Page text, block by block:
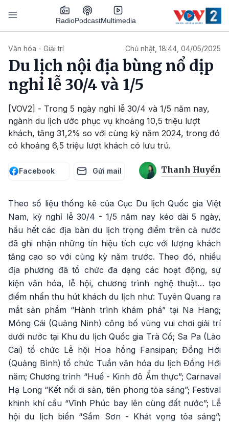
Nhảy đến nội dung
RadioPodcastMultimedia
Văn hóa - Giải trí Chủ nhật, 18:44, 04/05/2025
Du lịch nội địa bùng nổ dịp
nghỉ lễ 30/4 và 1/5
[VOV2] - Trong 5 ngày nghỉ lễ 30/4 và 1/5 năm nay,
ngành du lịch ước phục vụ khoảng 10,5 triệu lượt
khách, tăng 31,2% so với cùng kỳ năm 2024, trong đó
có khoảng 6,5 triệu lượt khách có lưu trú.
Facebook Gửi mail Thanh Huyền
Theo số liệu thống kê của Cục Du lịch Quốc gia Việt
Nam, kỳ nghỉ lễ 30/4 - 1/5 năm nay kéo dài 5 ngày,
hầu hết các địa bàn du lịch trọng điểm trên cả nước
đã ghi nhận những tín hiệu tích cực với lượng khách
tăng cao so với cùng kỳ năm trước. Theo đó, nhiều
địa phương đã tổ chức đa dạng các hoạt động, sự
kiện văn hóa, lễ hội, chương trình nghệ thuật… tạo
điểm nhấn thu hút khách du lịch như: Tuyên Quang ra
mắt sản phẩm “Hành trình khám phá” tại Na Hang;
Móng Cái (Quảng Ninh) công bố vùng vui chơi giải trí
dưới nước tại Khu du lịch Quốc gia Trà Cổ; Sa Pa (Lào
Cai) tổ chức Lễ hội Hoa hồng Fansipan; Đồng Hới
(Quảng Bình) tổ chức Tuần văn hóa du lịch Đồng Hới
năm; Chương trình “Huế - Kinh đô Ẩm thực”; Carnaval
Hạ Long “Kết nối di sản, tiên phong tỏa sáng”; Festival
khinh khí cầu “Vĩnh Phúc bay lên cùng đất nước”; Lễ
hội du lịch biển “Sầm Sơn - Khát vọng tỏa sáng”;